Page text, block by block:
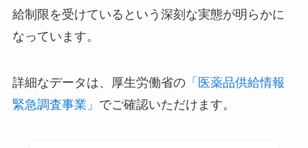
給制限を受けているという深刻な実態が明らかに
なっています。
詳細なデータは、厚生労働省の「医薬品供給情報
緊急調査事業」 でご確認いただけます。